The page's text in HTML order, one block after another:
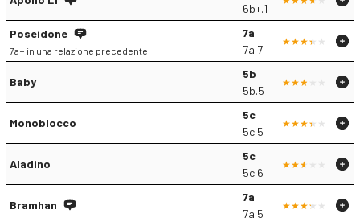
6b+.1
Poseidone
7a+ in una relazione precedente
7a
7a.7
Baby
5b
5b.5
Monoblocco
5c
5c.5
Aladino
5c
5c.6
Bramhan
7a
7a.5